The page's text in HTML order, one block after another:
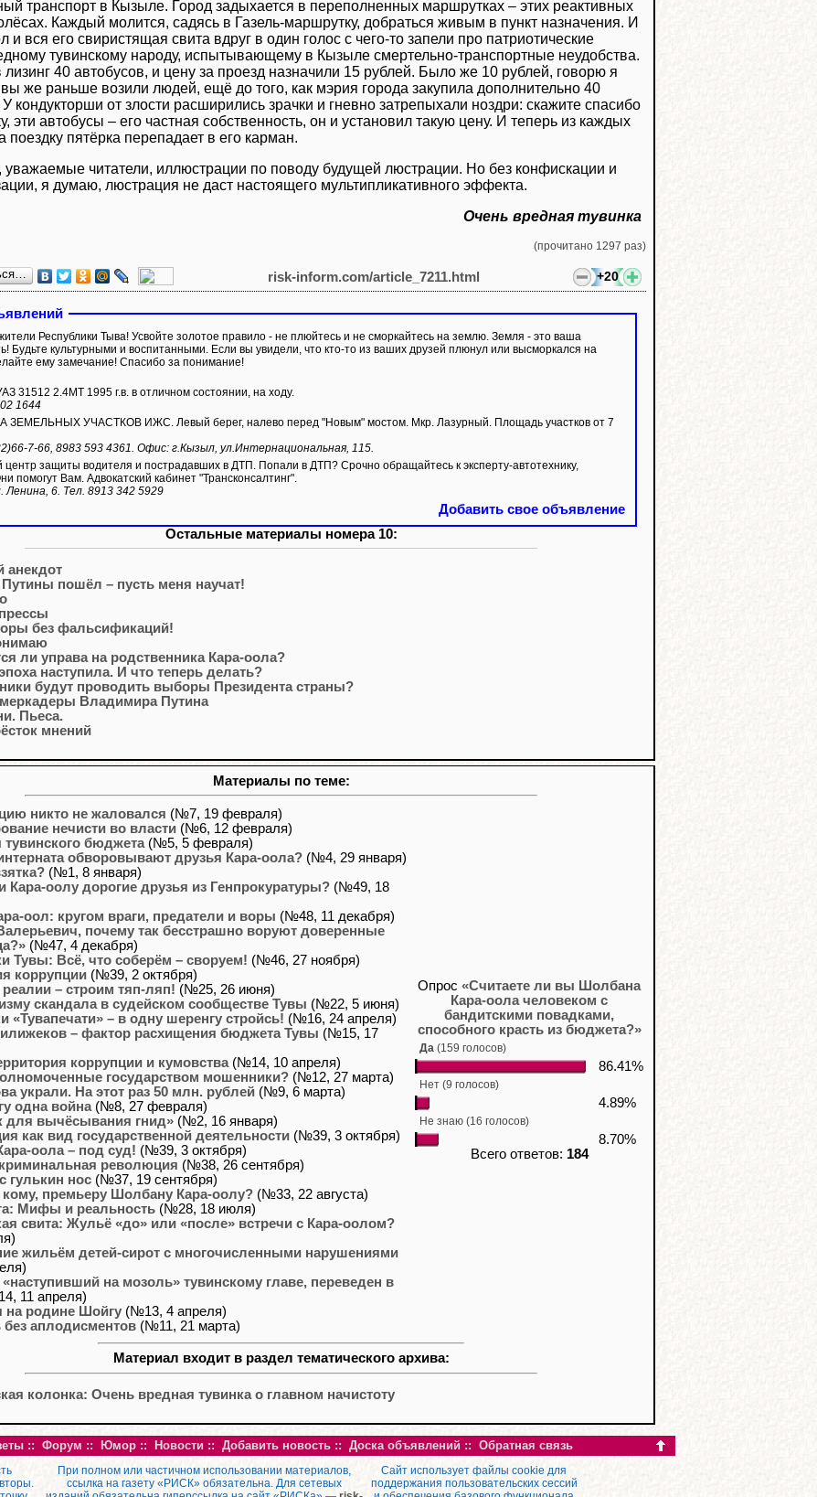
транспорт в Кызыле. Город задыхается в переполненных маршрутках – этих реактивных
Каждый молится, садясь в Газель-маршрутку, добраться живым в пункт назначения. И
и вся его свиристящая свита вдруг в один голос с чего-то запели про патриотические
тувинскому народу, испытывающему в Кызыле смертельно-транспортные неудобства.
40 автобусов, и цену за проезд назначили 15 рублей. Было же 10 рублей, говорю я
вы же раньше возили людей, ещё до того, как мэрия города закупила дополнительно 40
кондукторши от злости расширились зрачки и гневно затрепыхали ноздри: скажите спасибо
эти автобусы – его частная собственность, он и установил такую цену. И теперь из каждых
поездку пятёрка перепадает в его карман.
уважаемые читатели, иллюстрации по поводу будущей люстрации. Но без конфискации и
я думаю, люстрация не даст настоящего мультипликативного эффекта.
Очень вредная тувинка
(прочитано 1297 раз)
+20
risk-inform.com/article_7211.html
Республики Тыва! Усвойте золотое правило - не плюйтесь и не сморкайтесь на землю. Земля - это ваша
Будьте культурными и воспитанными. Если вы увидели, что кто-то из ваших друзей плюнул или высморкался на
ему замечание! Спасибо за понимание!
31512 2.4МТ 1995 г.в. в отличном состоянии, на ходу.
1644
УЧАСТКОВ ИЖС. Левый берег, налево перед "Новым" мостом. Мкр. Лазурный. Площадь участков от 7
7-66, 8983 593 4361. Офис: г.Кызыл, ул.Интернациональная, 115.
центр защиты водителя и пострадавших в ДТП. Попали в ДТП? Срочно обращайтесь к эксперту-автотехнику,
помогут Вам. Адвокатский кабинет "Трансконсалтинг".
Ленина, 6. Тел. 8913 342 5929
Добавить свое объявление
Остальные материалы номера 10:
анекдот
пошёл – пусть меня научат!
без фальсификаций!
ли управа на родственника Кара-оола?
наступила. И что теперь делать?
будут проводить выборы Президента страны?
Владимира Путина
Пьеса.
мнений
Материалы по теме:
никто не жаловался (№7, 19 февраля)
нечисти во власти (№6, 12 февраля)
бюджета(№5, 5 февраля)
обворовывают друзья Кара-оола? (№4, 29 января)
(№1, 8 января)
Кара-оолу дорогие друзья из Генпрокуратуры? (№49, 18
оол: кругом враги, предатели и воры (№48, 11 декабря)
почему так бесстрашно воруют доверенные
(№47, 4 декабря)
Тувы: Всё, что соберём – своруем! (№46, 27 ноября)
коррупции (№39, 2 октября)
реалии – строим тяп-ляп! (№25, 26 июня)
скандала в судейском сообществе Тувы (№22, 5 июня)
«Тувапечати» – в одну шеренгу стройсь! (№16, 24 апреля)
– фактор расхищения бюджета Тувы (№15, 17
коррупции и кумовства(№14, 10 апреля)
государством мошенники? (№12, 27 марта)
украли. На этот раз 50 млн. рублей (№9, 6 марта)
одна война(№8, 27 февраля)
для вычёсывания гнид» (№2, 16 января)
как вид государственной деятельности (№39, 3 октября)
оола – под суд! (№39, 3 октября)
революция (№38, 26 сентября)
гулькин нос (№37, 19 сентября)
кому, премьеру Шолбану Кара-оолу? (№33, 22 августа)
Мифы и реальность (№28, 18 июля)
свита: Жульё «до» или «после» встречи с Кара-оолом?
жильём детей-сирот с многочисленными нарушениями
на мозоль» тувинскому главе, переведен в
11 апреля)
на родине Шойгу (№13, 4 апреля)
без аплодисментов (№11, 21 марта)
Опрос «Считаете ли вы Шолбана
Кара-оола человеком с
бандитскими повадками,
способного красть из бюджета?»
Да (159 голосов)
86.41%
Нет (9 голосов)
4.89%
Не знаю (16 голосов)
8.70%
Всего ответов: 184
Материал входит в раздел тематического архива:
колонка: Очень вредная тувинка о главном начистоту
:: Форум :: Юмор :: Новости :: Добавить новость :: Доска объявлений :: Обратная связь
При полном или частичном использовании материалов,
ссылка на газету «РИСК» обязательна. Для сетевых
Сайт использует файлы cookie для
поддержания пользовательских сессий